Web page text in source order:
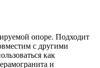
опоре. Подходит
с другими
как
и